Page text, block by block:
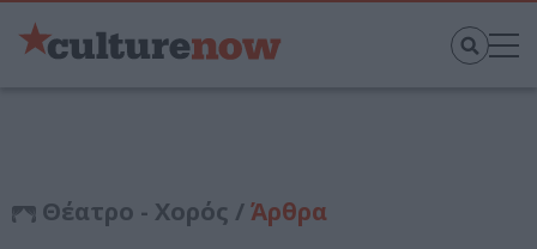
Θέατρο - Χορός /Άρθρα